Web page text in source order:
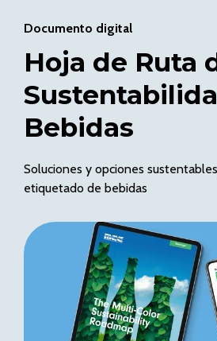
Documento digital
Hoja de Ruta
Bebidas
Soluciones y opciones
etiquetado de bebidas